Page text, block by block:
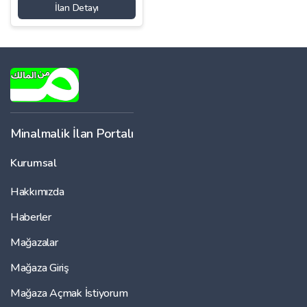
İlan Detayı
Minalmalik İlan Portalı
Kurumsal
Hakkımızda
Haberler
Mağazalar
Mağaza Giriş
Mağaza Açmak İstiyorum